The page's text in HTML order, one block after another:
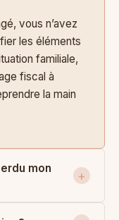
vous n’avez
les éléments
familiale,
fiscal à
la main
mon